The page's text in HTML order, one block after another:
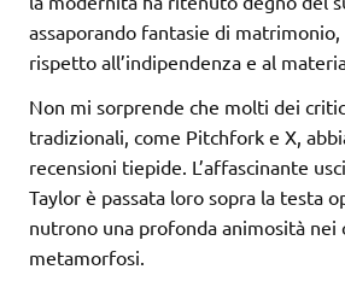
assaporando fantasie di
rispetto all’indipendenza e al
Non mi sorprende che molti dei
tradizionali, come Pitchfork e X,
recensioni tiepide. L’affascinante
Taylor è passata loro sopra la testa
nutrono una profonda animosità nei
metamorfosi.